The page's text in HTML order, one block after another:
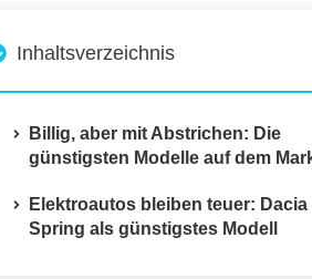
Inhaltsverzeichnis
Billig, aber mit Abstrichen: Die
günstigsten Modelle auf dem
Elektroautos bleiben teuer: Dacia
Spring als günstigstes Modell